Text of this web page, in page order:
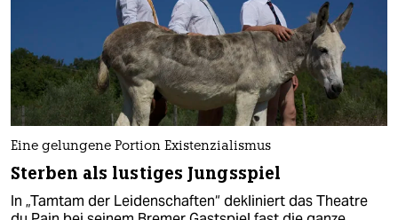
Eine gelungene Portion Existenzialismus
Sterben als lustiges Jungsspiel
In „Tamtam der Leidenschaften“ dekliniert das Theatre